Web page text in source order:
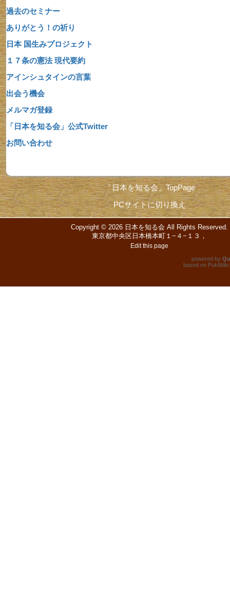
過去のセミナー
ありがとう！の祈り
日本 国生みプロジェクト
１７条の憲法 現代要約
アインシュタインの言葉
出会う機会
メルマガ登録
「日本を知る会」公式Twitter
お問い合わせ
「日本を知る会」TopPage
PCサイトに切り換え
Copyright © 2026 日本を知る会 All Rights Reserved.
東京都中央区日本橋本町１−４−１３，
Edit this page
powered by
based on PukiWiki